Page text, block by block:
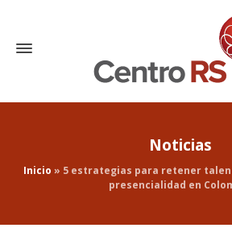
Noticias
Inicio » 5 estrategias para retener
presencialidad en